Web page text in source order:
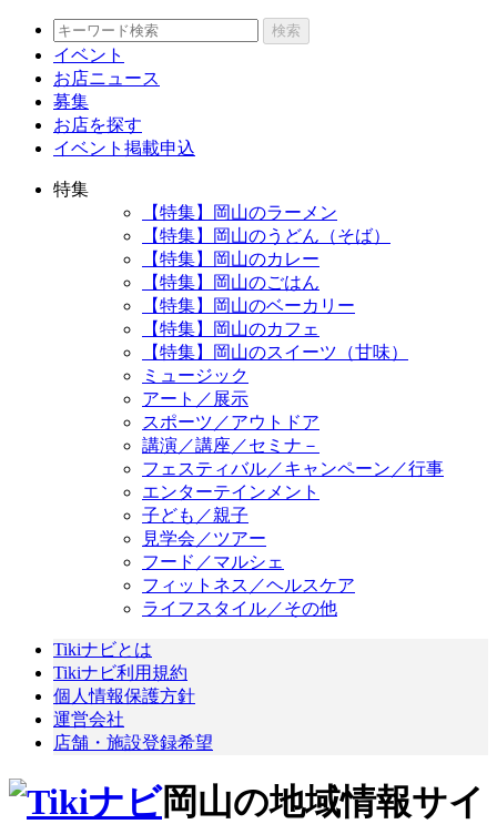
検索
イベント
お店ニュース
募集
お店を探す
イベント掲載申込
特集
【特集】岡山のラーメン
【特集】岡山のうどん（そば）
【特集】岡山のカレー
【特集】岡山のごはん
【特集】岡山のベーカリー
【特集】岡山のカフェ
【特集】岡山のスイーツ（甘味）
ミュージック
アート／展示
スポーツ／アウトドア
講演／講座／セミナ－
フェスティバル／キャンペーン／行事
エンターテインメント
子ども／親子
見学会／ツアー
フード／マルシェ
フィットネス／ヘルスケア
ライフスタイル／その他
Tikiナビとは
Tikiナビ利用規約
個人情報保護方針
運営会社
店舗・施設登録希望
岡山の地域情報サイ